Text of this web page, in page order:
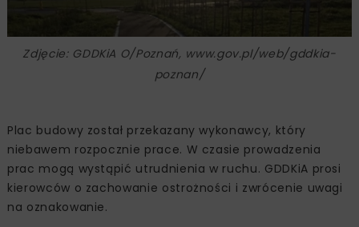
Zdjęcie: GDDKiA O/Poznań, www.gov.pl/web/gddkia-
poznan/
Plac budowy został przekazany wykonawcy, który
niebawem rozpocznie prace. W czasie prowadzenia
prac mogą wystąpić utrudnienia w ruchu. GDDKiA prosi
kierowców o zachowanie ostrożności i zwrócenie uwagi
na oznakowanie.